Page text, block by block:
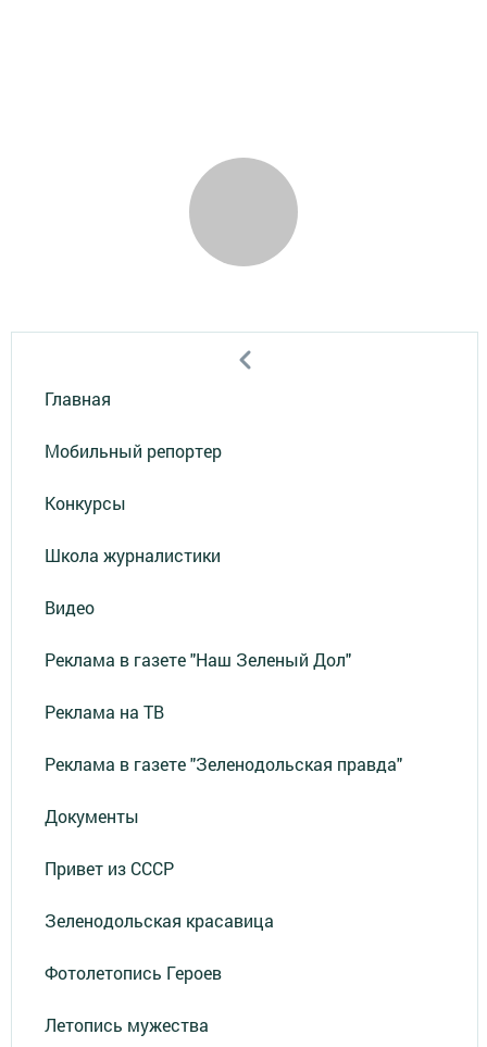
Главная
Мобильный репортер
Конкурсы
Школа журналистики
Видео
Реклама в газете "Наш Зеленый Дол"
Реклама на ТВ
Реклама в газете "Зеленодольская правда"
Документы
Привет из СССР
Зеленодольская красавица
Фотолетопись Героев
Летопись мужества